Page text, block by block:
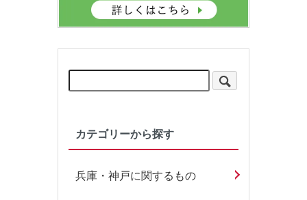
カテゴリーから探す
兵庫・神戸に関するもの